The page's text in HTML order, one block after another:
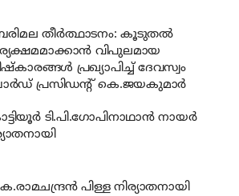
തീര്‍ത്ഥാടനം: കൂടുതല്‍
വിപുലമായ
പ്രഖ്യാപിച്ച് ദേവസ്വം
പ്രസിഡന്റ് കെ.ജയകുമാര്‍
ടി.പി.ഗോപിനാഥാന്‍ നായര്‍
പിള്ള നിര്യാതനായി